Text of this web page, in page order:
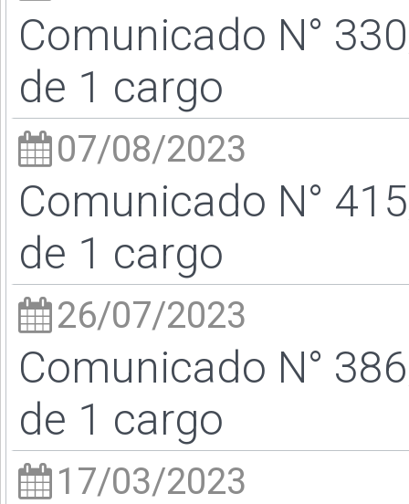
Comunicado N°
de 1 cargo
07/08/2023
Comunicado N°
de 1 cargo
26/07/2023
Comunicado N°
de 1 cargo
17/03/2023